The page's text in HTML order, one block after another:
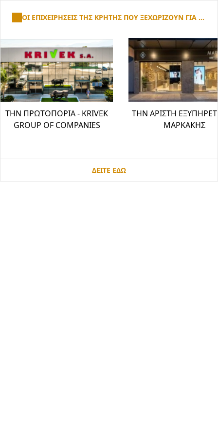
ΟΙ ΕΠΙΧΕΙΡΗΣΕΙΣ ΤΗΣ ΚΡΗΤΗΣ ΠΟΥ ΞΕΧΩΡΙΖΟΥΝ ΓΙΑ ...
ΤΗΝ ΠΡΩΤΟΠΟΡΙΑ - KRIVEK
GROUP OF COMPANIES
ΤΗΝ ΑΡΙΣΤΗ
ΜΑΡΚΑΚΗΣ
ΔΕΙΤΕ ΕΔΩ